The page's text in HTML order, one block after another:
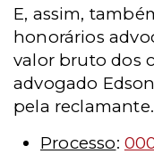
E, assim,
honorários
valor bruto dos
advogado
pela reclamante.
Processo: